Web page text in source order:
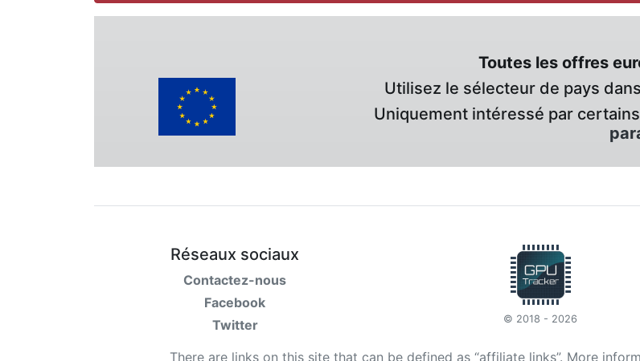
Toutes les offres
Utilisez le sélecteur de pays
Uniquement intéressé par
Réseaux sociaux
Contactez-nous
Facebook
Twitter
© 2018 - 2026
There are links on this site that can be defined as “affiliate links”. More